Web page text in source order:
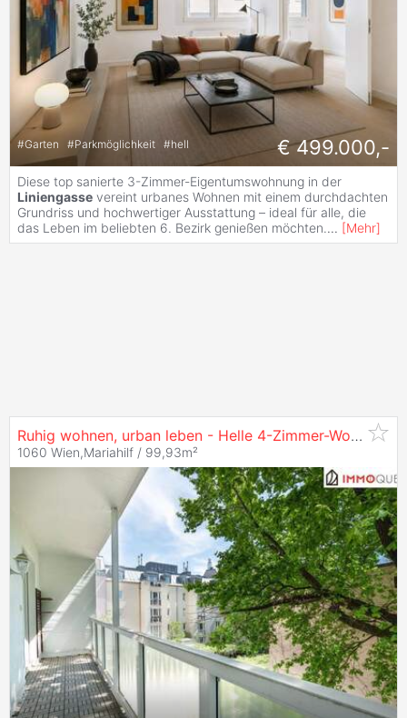
#Garten #Parkmöglichkeit #hell € 499.000,-
Diese top sanierte 3-Zimmer-Eigentumswohnung in der
Liniengasse vereint urbanes Wohnen mit einem durchdachten
Grundriss und hochwertiger Ausstattung – ideal für alle, die
das Leben im beliebten 6. Bezirk genießen möchten.... [Mehr]
Ruhig wohnen, urban leben - Helle 4-Zimmer-Wohnung mit Lift, südseitiger Loggia, flexiblem Grundriss und ruhigem Grünblick nahe der Mariahilfer Straße
1060 Wien,Mariahilf / 99,93m²